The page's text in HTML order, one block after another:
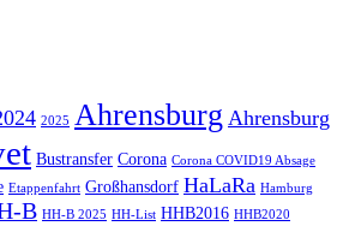
2025 Ahrensburg Ahrensburg
Bustransfer Corona Corona COVID19 Absage
Etappenfahrt Großhansdorf HaLaRa Hamburg
B HH-B 2025 HH-List HHB2016 HHB2020